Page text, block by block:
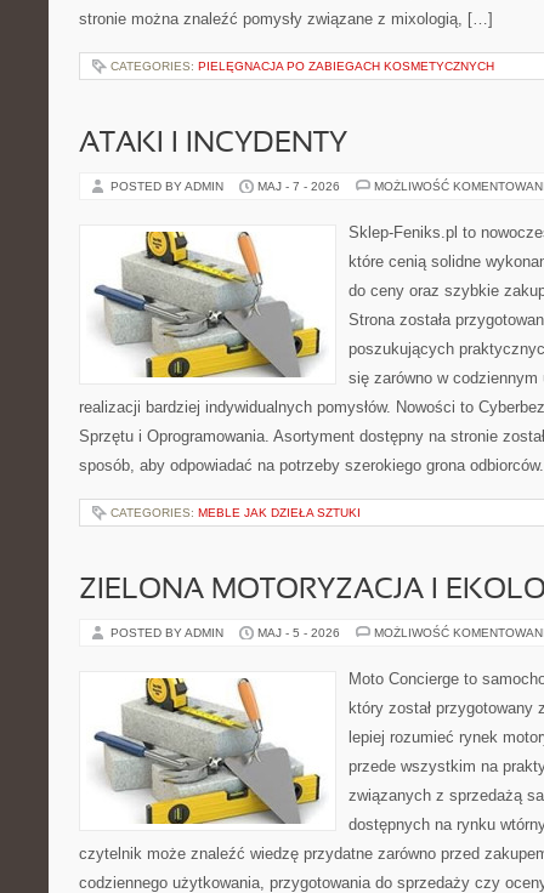
stronie można znaleźć pomysły związane z mixologią, […]
CATEGORIES: PIELĘGNACJA PO ZABIEGACH KOSMETYCZNYCH
ATAKI I INCYDENTY
POSTED BY ADMIN MAJ - 7 - 2026 MOŻLIWOŚĆ
Sklep-Feniks.pl to
które cenią solidne
do ceny oraz szybkie
Strona została
poszukujących
się zarówno w
realizacji bardziej indywidualnych pomysłów. Nowości to
Sprzętu i Oprogramowania. Asortyment dostępny na stronie
sposób, aby odpowiadać na potrzeby szerokiego grona
CATEGORIES: MEBLE JAK DZIEŁA SZTUKI
ZIELONA MOTORYZACJA I
POSTED BY ADMIN MAJ - 5 - 2026 MOŻLIWOŚĆ
Moto Concierge to
który został
lepiej rozumieć rynek
przede wszystkim na
związanych z sprzedażą
dostępnych na rynku
czytelnik może znaleźć wiedzę przydatne zarówno przed
codziennego użytkowania, przygotowania do sprzedaży czy